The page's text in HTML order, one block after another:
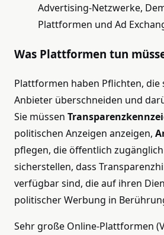
Advertising-Netzwerke,
Plattformen und Ad
Was Plattformen tun
Plattformen haben Pflichten, die
Anbieter überschneiden und
Sie müssen
politischen Anzeigen anzeigen,
pflegen, die öffentlich
sicherstellen, dass
verfügbar sind, die auf ihren
politischer Werbung in
Sehr große Online-Plattformen